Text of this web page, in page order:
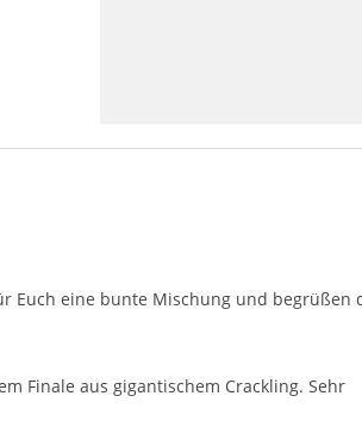
Euch eine bunte Mischung und begrüßen
Finale aus gigantischem Crackling. Sehr